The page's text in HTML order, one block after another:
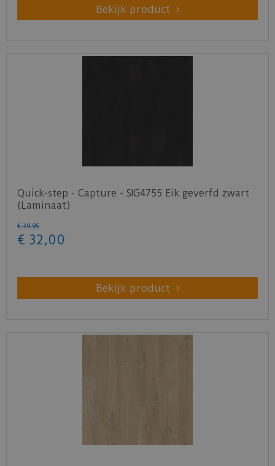
Bekijk product
Quick-step - Capture - SIG4755 Eik geverfd zwart
(Laminaat)
€ 39,95
€ 32 ,00
Bekijk product